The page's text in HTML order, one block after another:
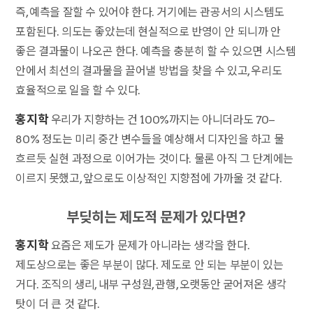
즉, 예측을 잘할 수 있어야 한다. 거기에는 관공서의 시스템도
포함된다. 의도는 좋았는데 현실적으로 반영이 안 되니까 안
좋은 결과물이 나오곤 한다. 예측을 충분히 할 수 있으면 시스템
안에서 최선의 결과물을 끌어낼 방법을 찾을 수 있고, 우리도
효율적으로 일을 할 수 있다.
홍지학우리가 지향하는 건 100%까지는 아니더라도 70–
80% 정도는 미리 중간 변수들을 예상해서 디자인을 하고 물
흐르듯 실현 과정으로 이어가는 것이다. 물론 아직 그 단계에는
이르지 못했고, 앞으로도 이상적인 지향점에 가까울 것 같다.
부딪히는 제도적 문제가 있다면?
홍지학요즘은 제도가 문제가 아니라는 생각을 한다.
제도상으로는 좋은 부분이 많다. 제도로 안 되는 부분이 있는
거다. 조직의 생리, 내부 구성원, 관행, 오랫동안 굳어져온 생각
탓이 더 큰 것 같다.